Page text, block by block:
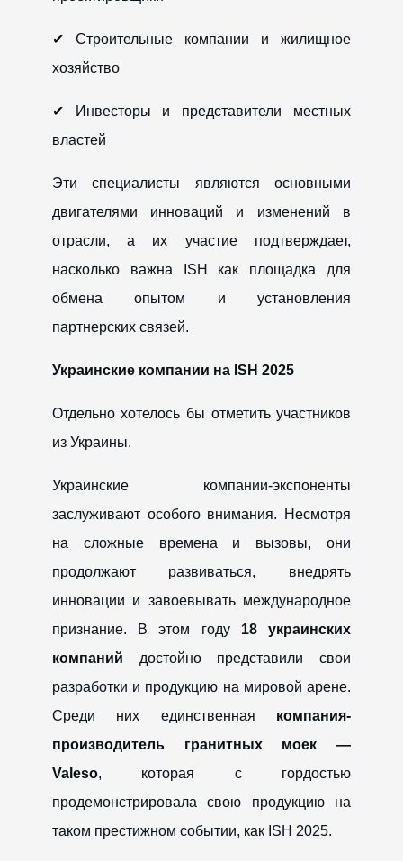
✔ Строительные компании и жилищное
хозяйство
✔ Инвесторы и представители местных
властей
Эти специалисты являются основными
двигателями инноваций и изменений в
отрасли, а их участие подтверждает,
насколько важна ISH как площадка для
обмена опытом и установления
партнерских связей.
Украинские компании на ISH 2025
Отдельно хотелось бы отметить участников
из Украины.
Украинские компании-экспоненты
заслуживают особого внимания. Несмотря
на сложные времена и вызовы, они
продолжают развиваться, внедрять
инновации и завоевывать международное
признание. В этом году 18 украинских
компаний достойно представили свои
разработки и продукцию на мировой арене.
Среди них единственная компания-
производитель гранитных моек —
Valeso, которая с гордостью
продемонстрировала свою продукцию на
таком престижном событии, как ISH 2025.